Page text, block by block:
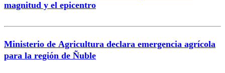
magnitud y el epicentro
Ministerio de Agricultura declara emergencia agrícola
para la región de Ñuble